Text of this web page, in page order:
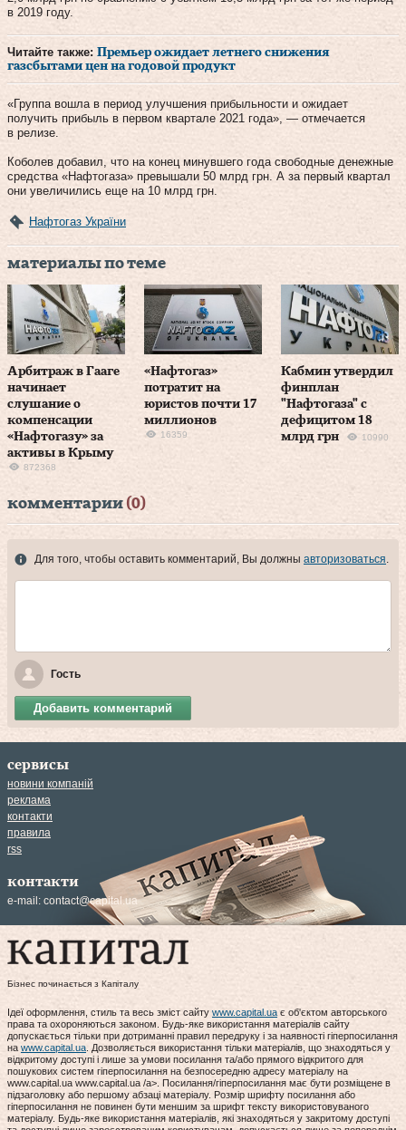
в 2019 году.
Читайте также: Премьер ожидает летнего снижения
газсбытами цен на годовой продукт
«Группа вошла в период улучшения прибыльности и ожидает
получить прибыль в первом квартале 2021 года», — отмечается
в релизе.
Коболев добавил, что на конец минувшего года свободные денежные
средства «Нафтогаза» превышали 50 млрд грн. А за первый квартал
они увеличились еще на 10 млрд грн.
Нафтогаз України
материалы по теме
Арбитраж в Гааге
начинает
слушание о
компенсации
«Нафтогазу» за
активы в Крыму
872368
«Нафтогаз»
потратит на
юристов почти 17
миллионов
16359
Кабмин утвердил
финплан
"Нафтогаза" с
дефицитом 18
млрд грн
10990
комментарии (0)
Для того, чтобы оставить комментарий, Вы должны авторизоваться.
Гость
Добавить комментарий
сервисы
новини компаній
реклама
контакти
правила
rss
контакти
e-mail: contact@capital.ua
Бізнес починається з Капіталу
Ідеї оформлення, стиль та весь зміст сайту www.capital.uaє об'єктом авторського
права та охороняються законом. Будь-яке використання матеріалів сайту
допускається тільки при дотриманні правил передруку і за наявності гіперпосилання
на www.capital.ua. Дозволяється використання тільки матеріалів, що знаходяться у
відкритому доступі і лише за умови посилання та/або прямого відкритого для
пошукових систем гіперпосилання на безпосередню адресу матеріалу на
www.capital.ua www.capital.ua /a>. Посилання/гіперпосилання має бути розміщене в
підзаголовку або першому абзаці матеріалу. Розмір шрифту посилання або
гіперпосилання не повинен бути меншим за шрифт тексту використовуваного
матеріалу. Будь-яке використання матеріалів, які знаходяться у закритому доступі